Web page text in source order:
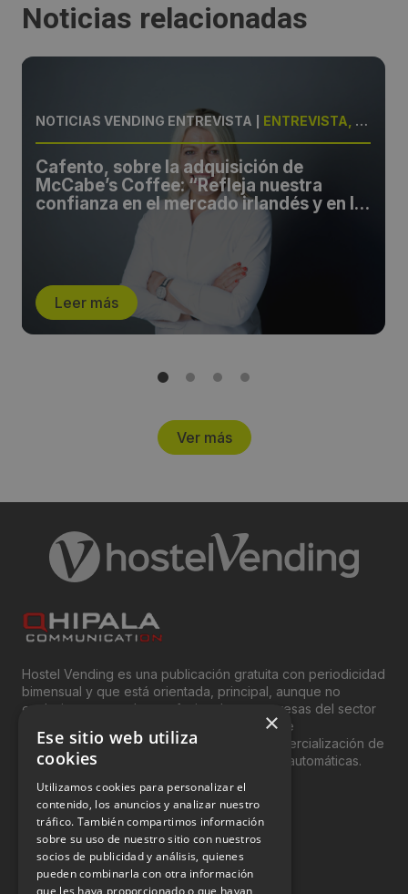
Noticias relacionadas
NOTICIAS VENDING ENTREVISTA ENTREVISTA, CAFENTO
Cafento, sobre la adquisición de
McCabe’s Coffee: “Refleja nuestra
confianza en el mercado irlandés y en la
creciente demanda de café premium y
de especialidad”
Leer más
Ver más
Hostel Vending es una publicación gratuita con periodicidad
bimensual y que está orientada, principal, aunque no
exclusivamente, a los profesionales y empresas del sector
del “Vending”; nombre con el que se conoce
genéricamente entre profesionales a la comercialización de
productos y servicios a través de máquinas automáticas.
INFORMACIÓN LEGAL
Aviso Legal
Política de Privacidad
×
Ese sitio web utiliza
cookies
Utilizamos cookies para personalizar el
contenido, los anuncios y analizar nuestro
tráfico. También compartimos información
sobre su uso de nuestro sitio con nuestros
socios de publicidad y análisis, quienes
pueden combinarla con otra información
que les haya proporcionado o que hayan